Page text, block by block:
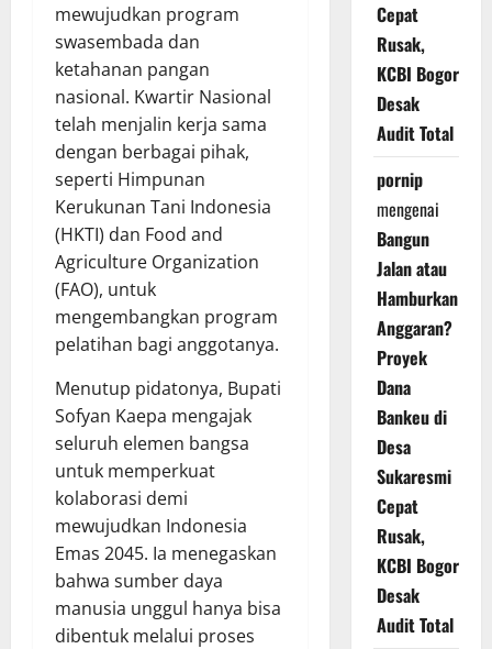
mewujudkan program
swasembada dan
ketahanan pangan
nasional. Kwartir Nasional
telah menjalin kerja sama
dengan berbagai pihak,
seperti Himpunan
Kerukunan Tani Indonesia
(HKTI) dan Food and
Agriculture Organization
(FAO), untuk
mengembangkan program
pelatihan bagi anggotanya.
Menutup pidatonya, Bupati
Sofyan Kaepa mengajak
seluruh elemen bangsa
untuk memperkuat
kolaborasi demi
mewujudkan Indonesia
Emas 2045. Ia menegaskan
bahwa sumber daya
manusia unggul hanya bisa
dibentuk melalui proses
Cepat
Rusak,
KCBI Bogor
Desak
Audit Total
pornip
mengenai
Bangun
Jalan atau
Hamburkan
Anggaran?
Proyek
Dana
Bankeu di
Desa
Sukaresmi
Cepat
Rusak,
KCBI Bogor
Desak
Audit Total